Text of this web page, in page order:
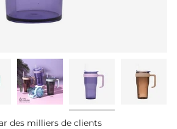
des milliers de clients